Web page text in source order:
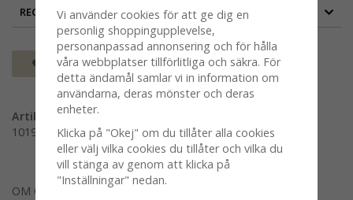
RECENSIONER
Spara som favorit
Artikelnummer:
101911-0026
OM OSS
Vi använder cookies för att ge dig en
personlig shoppingupplevelse,
personanpassad annonsering och för hålla
våra webbplatser tillförlitliga och säkra. För
detta ändamål samlar vi in information om
användarna, deras mönster och deras
enheter.
Klicka på "Okej" om du tillåter alla cookies
eller välj vilka cookies du tillåter och vilka du
vill stänga av genom att klicka på
"Inställningar" nedan.